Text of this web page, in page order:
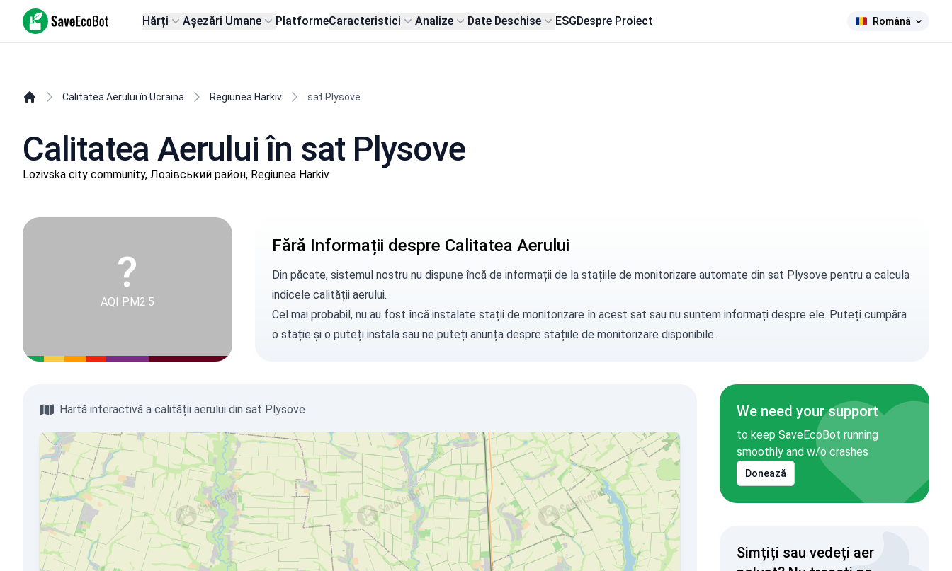
SaveEcoBot Hărți Așezări Umane PlatformeCaracteristici Analize Date Deschise ESGDespre Proiect Română
Calitatea Aerului în Ucraina Regiunea Harkiv sat Plysove
Calitatea Aerului în sat Plysove
Lozivska city community, Лозівський район, Regiunea Harkiv
?
AQI PM2.5
Fără Informații despre Calitatea Aerului
Din păcate, sistemul nostru nu dispune încă de informații de la stațiile de monitorizare automate din sat Plysove pentru a calcula
indicele calității aerului.
Cel mai probabil, nu au fost încă instalate stații de monitorizare în acest sat sau nu suntem informați despre ele. Puteți cumpăra
o stație și o puteți instala sau ne puteți anunțadespre stațiile de monitorizare disponibile.
Hartă interactivă a calității aerului din sat Plysove We need your support
to keep SaveEcoBot running
smoothly and w/o crashes
Donează
Simțiți sau vedeți aer